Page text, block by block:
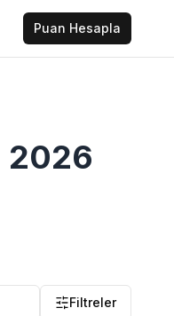
Puan Hesapla
2026
Filtreler